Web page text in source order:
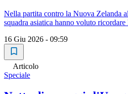
Nella partita contro la Nuova Zelanda
squadra asiatica hanno voluto
16 Giu 2026 - 09:59
Articolo
Speciale